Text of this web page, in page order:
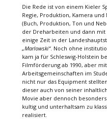
Die Rede ist von einem Kieler
Regie, Produktion, Kamera
(Buch, Produktion, Ton und
der Dreharbeiten und dann
einige Zeit in der
„Marlowski“. Noch ohne
kam ja für Schleswig-Holstein
Filmförderung ab 1990, aber
Arbeitsgemeinschaften im
nicht nur das Equipment
dieser auch von seiner
Movie aber dennoch
kultig und unterhaltsam zu
realisiert.